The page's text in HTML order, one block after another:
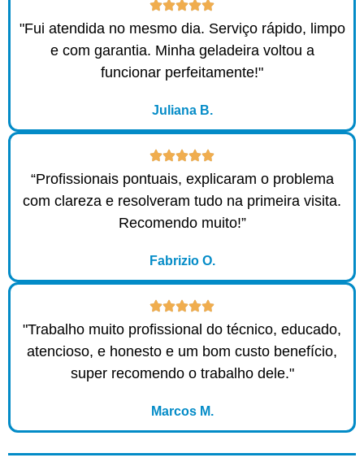
"Fui atendida no mesmo dia. Serviço rápido, limpo
e com garantia. Minha geladeira voltou a
funcionar perfeitamente!"
Juliana B.
“Profissionais pontuais, explicaram o problema
com clareza e resolveram tudo na primeira visita.
Recomendo muito!”
Fabrizio O.
"Trabalho muito profissional do técnico, educado,
atencioso, e honesto e um bom custo benefício,
super recomendo o trabalho dele."
Marcos M.